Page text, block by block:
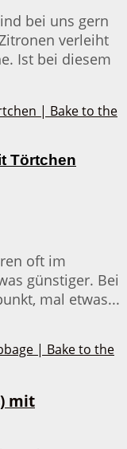
bei uns gern
verleiht
Ist bei diesem
Törtchen
oft im
günstiger. Bei
mal etwas...
mit